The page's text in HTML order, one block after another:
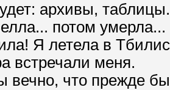
архивы,
потом умерла...
Я летела в
встречали меня.
вечно, что прежде